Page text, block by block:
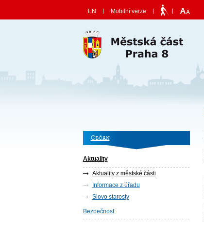
EN Mobilní verze
Občan
Aktuality
Aktuality z městské části
Informace z úřadu
Slovo starosty
Bezpečnost